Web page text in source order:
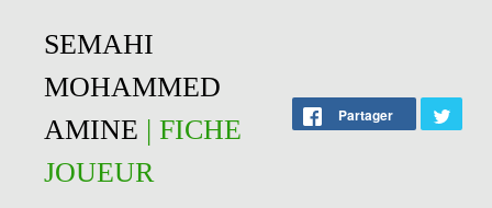
SEMAHI
MOHAMMED
AMINE | FICHE
JOUEUR
Partager